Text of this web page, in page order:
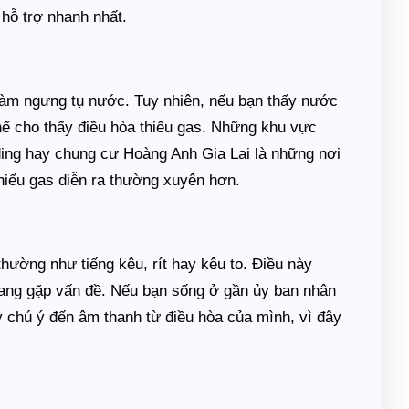
trợ nhanh nhất.
ngưng tụ nước. Tuy nhiên, nếu bạn thấy nước
cho thấy điều hòa thiếu gas. Những khu vực
hay chung cư Hoàng Anh Gia Lai là những nơi
gas diễn ra thường xuyên hơn.
như tiếng kêu, rít hay kêu to. Điều này
gặp vấn đề. Nếu bạn sống ở gần ủy ban nhân
ý đến âm thanh từ điều hòa của mình, vì đây